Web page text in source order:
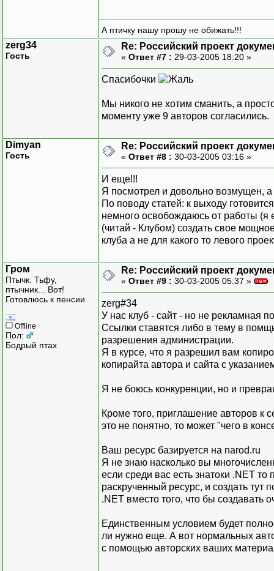
А птичку нашу прошу не обижать!!!
zerg34
Гость
Re: Российский проект
« Ответ #7 : 29-03-2005 18:20 »
Спасибочки
Мы никого не хотим сманить, а
моменту уже 9 авторов согласились.
Dimyan
Гость
Re: Российский проект
« Ответ #8 : 30-03-2005 03:16 »
И еще!!!
Я посмотрел и довольно возмущен,
По поводу статей: к выходу
немного освобождаюсь от работы
(читай - Клубом) создать свое
клуба а не для какого то левого
Гром
Птычк. Тьфу,
птычник... Вот!
Готовлюсь к пенсии
Offline
Пол:
Бодрый птах
Re: Российский проект
« Ответ #9 : 30-03-2005 05:37 »
zerg#34
У нас клуб - сайт - но не рекламная
Ссылки ставятся либо в тему в
разрешения администрации.
Я в курсе, что я разрешил вам
копирайта автора и сайта с
Я не боюсь конкуренции, но и
Кроме того, приглашение авторов к
это не понятно, то может "чего в
Ваш ресурс базируется на narod.ru
Я не знаю насколько вы
если среди вас есть знатоки .NET
раскрученный ресурс, и создать тут
.NET вместо того, что бы создавать
Единственным условием будет
ли нужно еще. А вот нормальных
с помощью авторских ваших